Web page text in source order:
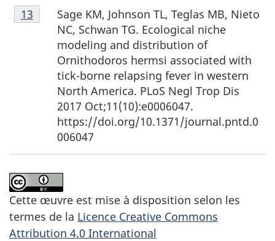
Note
de
Sage KM, Johnson TL, Teglas MB, Nieto
NC, Schwan TG. Ecological niche
modeling and distribution of
Ornithodoros hermsi associated with
tick-borne relapsing fever in western
North America. PLoS Negl Trop Dis
2017 Oct;11(10):e0006047.
https://doi.org/10.1371/journal.pntd.0
006047
Retour à la référence de la note de bas de page
13
Cette œuvre est mise à disposition selon les
termes de la Licence Creative Commons
Attribution 4.0 International